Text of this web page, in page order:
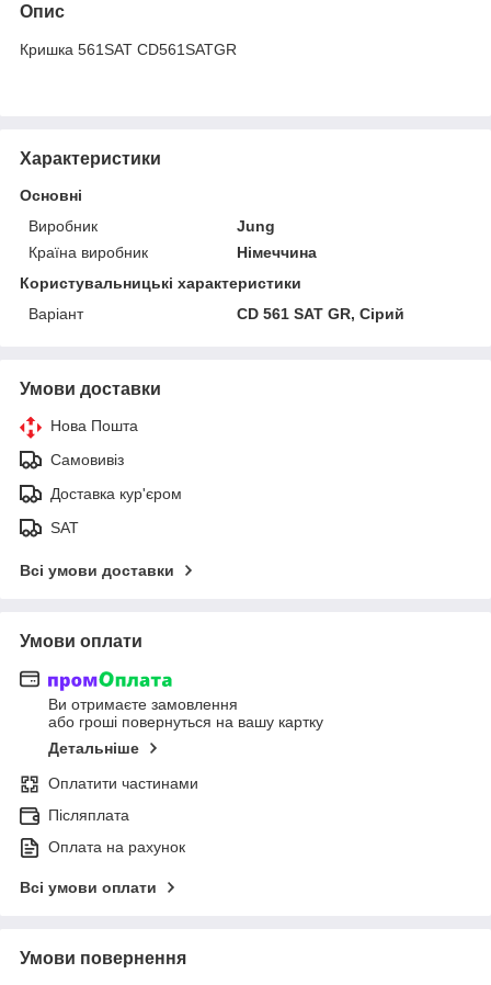
Опис
Кришка 561SAT CD561SATGR
Характеристики
Основні
Виробник
Jung
Країна виробник
Німеччина
Користувальницькі характеристики
Варіант
CD 561 SAT GR, Сірий
Умови доставки
Нова Пошта
Самовивіз
Доставка кур'єром
SAT
Всі умови доставки
Умови оплати
Ви отримаєте замовлення
або гроші повернуться на вашу картку
Детальніше
Оплатити частинами
Післяплата
Оплата на рахунок
Всі умови оплати
Умови повернення